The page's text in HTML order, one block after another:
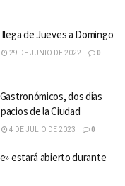
de Jueves a Domingo
29 DE JUNIO DE 2022 0
dos días
de la Ciudad
4 DE JULIO DE 2023 0
estará abierto durante